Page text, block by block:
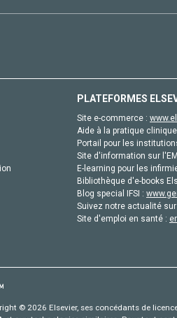
PLATEFORMES
Site e-commerce :
Aide à la pratique
Portail pour les
Site d'information sur
E-learning pour les
Bibliothèque d'e-books
Blog special IFSI :
Suivez notre actualité
Site d'emploi en santé :
© 2026 Elsevier, ses concédants de